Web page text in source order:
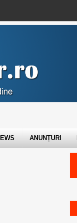
ANUNȚURI